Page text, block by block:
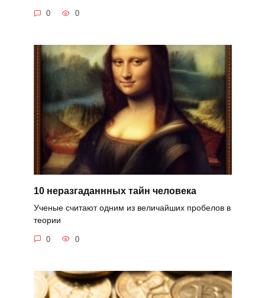
0 0
10 неразгаданнных тайн человека
Ученые считают одним из величайших пробелов в
теории
0 0